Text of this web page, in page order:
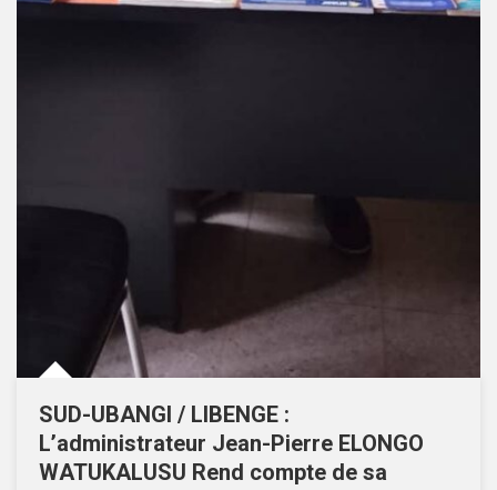
SUD-UBANGI / LIBENGE :
L’administrateur Jean-Pierre ELONGO
WATUKALUSU Rend compte de sa